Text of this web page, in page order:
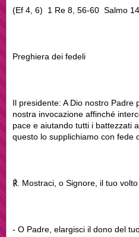
(Ef 4, 6) 1 Re 8, 56-60 Salmo
Preghiera dei fedeli
Il presidente: A Dio nostro Padre
nostra invocazione affinché
pace e aiutando tutti i battezzati
questo lo supplichiamo con fede
℟. Mostraci, o Signore, il tuo volto
- O Padre, elargisci il dono del